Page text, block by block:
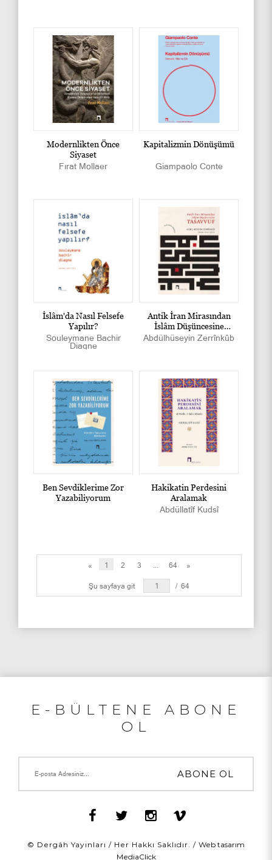
Modernlikten Önce
Siyaset
Fırat Mollaer
Kapitalizmin Dönüşümü
Giampaolo Conte
İslâm'da Nasıl Felsefe
Yapılır?
Souleymane Bachir
Diagne
Antik İran Mirasından
İslâm Düşüncesine
Tasavvuf
Abdülhüseyin Zerrînkûb
Ben Sevdiklerime Zor
Yazabiliyorum
Hakikatin Perdesini
Aralamak
Abdüllatîf Kudsî
« 1 2 3 ... 64 »
Şu sayfaya git / 64
E-BÜLTENE ABONE
OL
© Dergâh Yayınları / Her Hakkı Saklıdır. / Web tasarım
MediaClick